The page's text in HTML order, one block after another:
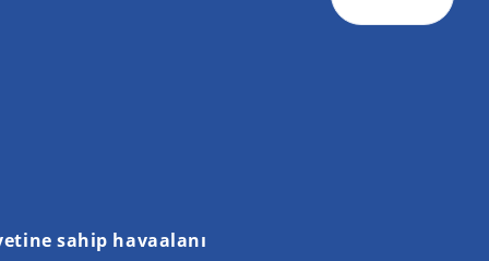
Hafif raylı taşıtlar
sahip havaalanı